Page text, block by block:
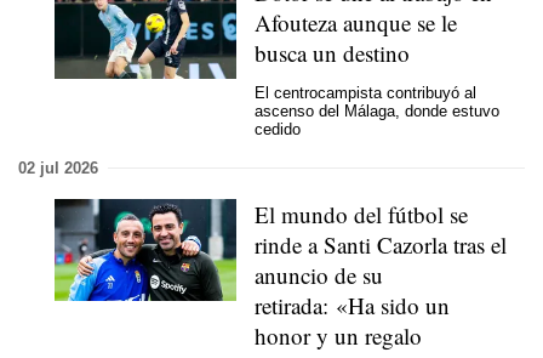
Afouteza aunque se le
busca un destino
El centrocampista contribuyó al
ascenso del Málaga, donde estuvo
cedido
02 jul 2026
El mundo del fútbol se
rinde a Santi Cazorla tras el
anuncio de su
retirada: «Ha sido un
honor y un regalo